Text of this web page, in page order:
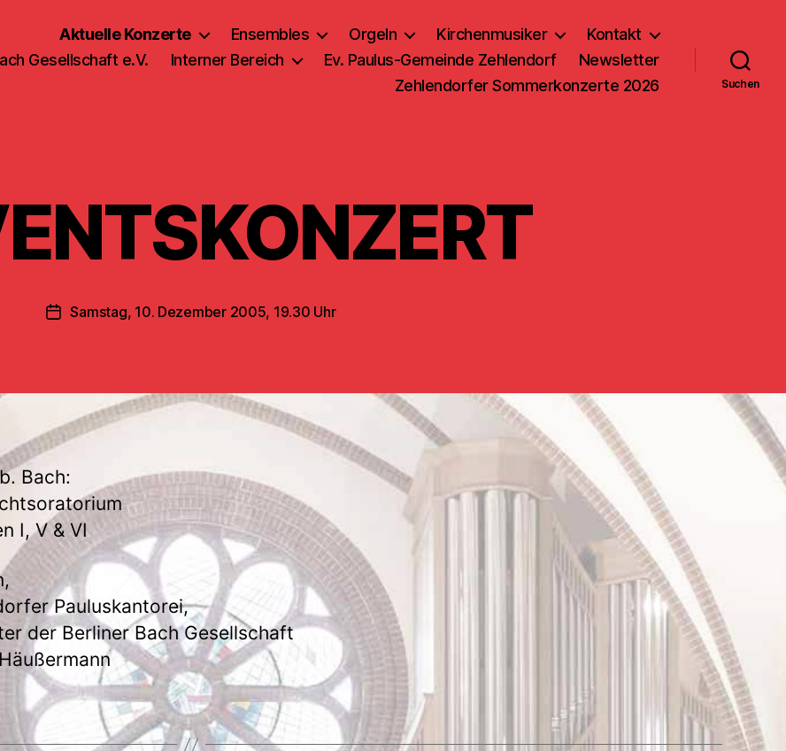
Aktuelle Konzerte Ensembles Orgeln Kirchenmusiker
Kontakt
Gesellschaft e.V.
Interner Bereich Ev. Paulus-Gemeinde Zehlendorf
Newsletter
Zehlendorfer Sommerkonzerte 2026
Suchen
Veröffentlichungsdatum
Samstag, 10. Dezember 2005, 19.30 Uhr
Bach:
I, V & VI
Pauluskantorei,
der Berliner Bach Gesellschaft